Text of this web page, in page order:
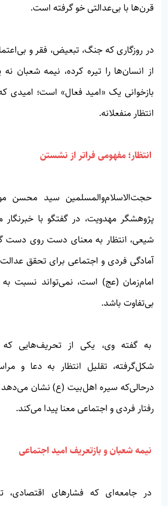
قرن‌ها با بی‌عدالتی خو گرفته است.
در روزگاری که جنگ، تبعیض، فقر و
از انسان‌ها را تیره کرده، نیمه
بازخوانی یک «امید فعال» است؛ امیدی
انتظار منفعلانه.
انتظار؛ مفهومی فراتر از نشستن
حجت‌الاسلام‌والمسلمین سید محسن
پژوهشگر مهدویت، در گفتگو با خبرنگار
شیعی، انتظار به معنای دست روی دست
آمادگی فردی و اجتماعی برای تحقق
امام‌زمان (عج) است، نمی‌تواند نسبت
بی‌تفاوت باشد.
به گفته وی، یکی از تحریف‌هایی
شکل‌گرفته، تقلیل انتظار به دعا و
درحالی‌که سیره اهل‌بیت (ع) نشان می‌دهد
رفتار فردی و اجتماعی معنا پیدا می‌کند.
نیمه شعبان و بازتعریف امید اجتماعی
در جامعه‌ای که فشارهای اقتصادی،